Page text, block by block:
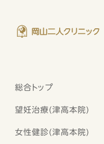
総合トップ
望妊治療(津高本院)
女性健診(津高本院)